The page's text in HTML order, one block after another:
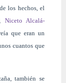
los hechos, el
Niceto Alcalá-
que eran un
cuantos que
también se